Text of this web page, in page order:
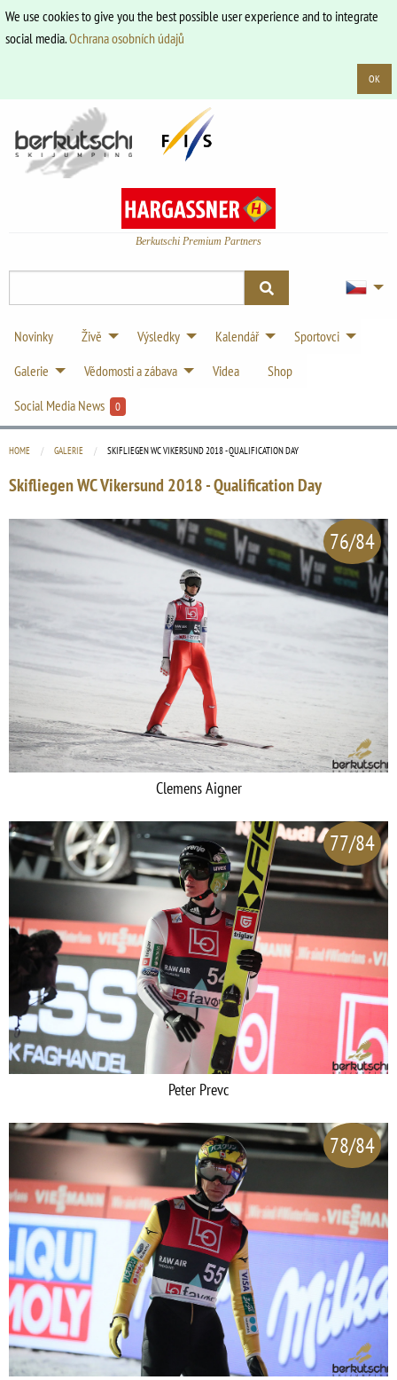
We use cookies to give you the best possible user experience and to integrate
social media.Ochrana osobních údajů
OK
Berkutschi Premium Partners
Novinky Živě Výsledky Kalendář
Sportovci
Galerie
Vědomosti a zábava Videa
Shop
Social Media News
0
HOME GALERIE CURRENT:
SKIFLIEGEN WC VIKERSUND 2018 - QUALIFICATION DAY
Skifliegen WC Vikersund 2018 - Qualification Day
76/84
Clemens Aigner
77/84
Peter Prevc
78/84